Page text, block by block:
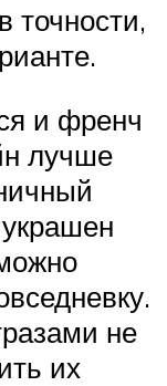
точности,
и френч
лучше
не
их